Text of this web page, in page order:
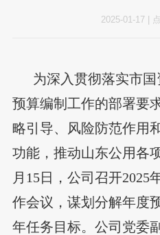
2025-01-17
为深入贯彻落实市
预算编制工作的部署要
略引导、风险防范作用
功能，推动山东公用各
月15日，公司召开2025
作会议，谋划分解年度
年任务目标。公司党委